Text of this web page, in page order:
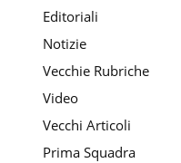
Editoriali
Notizie
Vecchie Rubriche
Video
Vecchi Articoli
Prima Squadra